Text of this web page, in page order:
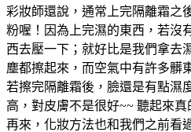
彩妝師還說，通常上完隔離霜之
粉喔！因為上完濕的東西，若沒
西去壓一下；就好比是我們拿去
塵都擦起來，而空氣中有許多髒
若擦完隔離霜後，臉還是有點濕
高，對皮膚不是很好~~ 聽起來
再來，化妝方法也和我們之前看